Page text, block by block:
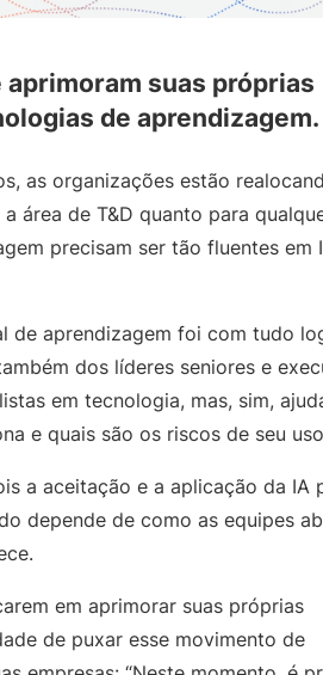
aprimoram suas próprias
de aprendizagem.
as organizações estão
área de T&D quanto para
precisam ser tão fluentes em
de aprendizagem foi com tudo
dos líderes seniores e
em tecnologia, mas, sim,
e quais são os riscos de seu
a aceitação e a aplicação da IA
depende de como as equipes
em aprimorar suas próprias
de puxar esse movimento de